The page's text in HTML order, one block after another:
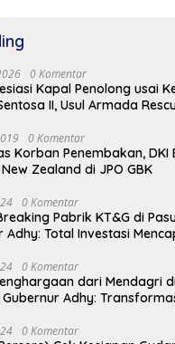
0 Komentar
Kapal Penolong usai
II, Usul Armada
0 Komentar
Korban Penembakan, DKI
Zealand di JPO GBK
0 Komentar
Pabrik KT&G di
Adhy: Total Investasi
0 Komentar
dari Mendagri
Gubernur Adhy:
Jatim
0 Komentar